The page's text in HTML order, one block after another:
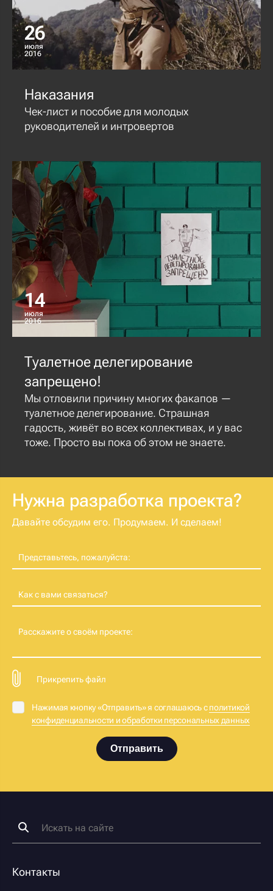
26
июля
2016
Наказания
Чек-лист и пособие для молодых
руководителей и интровертов
14
июля
2016
Туалетное делегирование
запрещено!
Мы отловили причину многих факапов —
туалетное делегирование. Страшная
гадость, живёт во всех коллективах, и у вас
тоже. Просто вы пока об этом не знаете.
Нужна разработка проекта?
Давайте обсудим его. Продумаем. И сделаем!
Представьтесь, пожалуйста:
Как с вами связаться?
Расскажите о своём проекте:
Прикрепить файл
Нажимая кнопку «Отправить» я соглашаюсь сполитикой
конфиденциальности и обработки персональных данных
Отправить
Контакты